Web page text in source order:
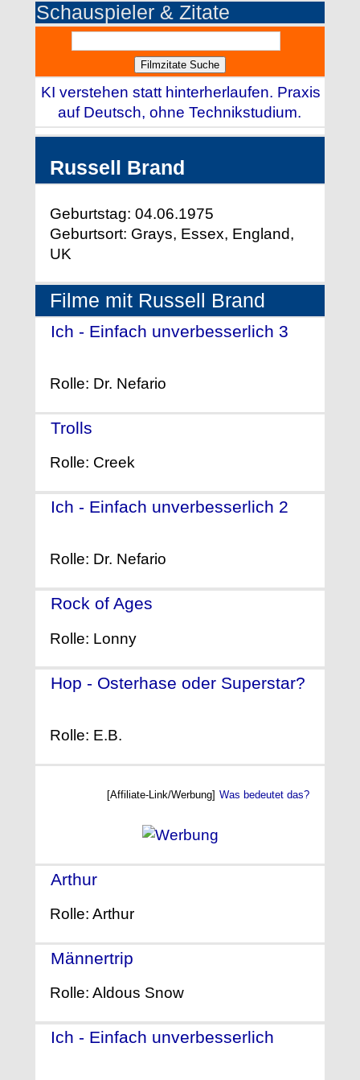
Schauspieler & Zitate
KI verstehen statt hinterherlaufen. Praxis
auf Deutsch, ohne Technikstudium.
Russell Brand
Geburtstag: 04.06.1975
Geburtsort: Grays, Essex, England,
UK
Filme mit Russell Brand
Ich - Einfach unverbesserlich 3
Rolle: Dr. Nefario
Trolls
Rolle: Creek
Ich - Einfach unverbesserlich 2
Rolle: Dr. Nefario
Rock of Ages
Rolle: Lonny
Hop - Osterhase oder Superstar?
Rolle: E.B.
[Affiliate-Link/Werbung] Was bedeutet das?
Arthur
Rolle: Arthur
Männertrip
Rolle: Aldous Snow
Ich - Einfach unverbesserlich